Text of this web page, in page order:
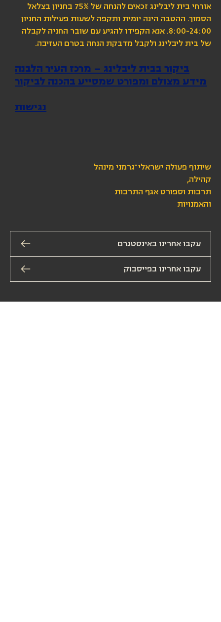
עקבו אחרינו באינסטגרם
אורחי בית ליבלינג זכאים להנחה של 75% בחניון בצלאל
הסמוך. ההטבה הינה יומית ותקפה לשעות פעילות החניון
8:00-24:00. אנא הקפידו להגיע עם שובר החניה לקבלה
של בית ליבלינג ולקבל מדבקת הנחה בטרם העזיבה.
שיתוף פעולה ישראלי־גרמני מינהל
קהילה,
תרבות וספורט אגף התרבות
והאמנויות
ביקור בבית ליבלינג – מרכז העיר הלבנה
מידע מצולם ומפורט שמסייע בהכנה לביקור
נגישות
עקבו אחרינו בפייסבוק